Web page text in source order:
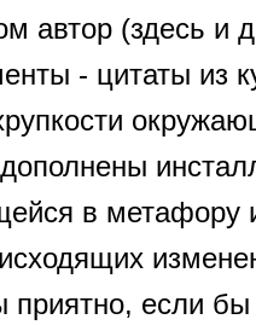
автор (здесь и
- цитаты из
в метафору
приятно, если